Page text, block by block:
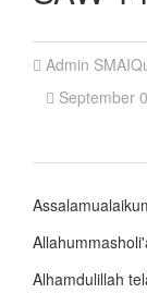
Admin
September
Alhamdulillah